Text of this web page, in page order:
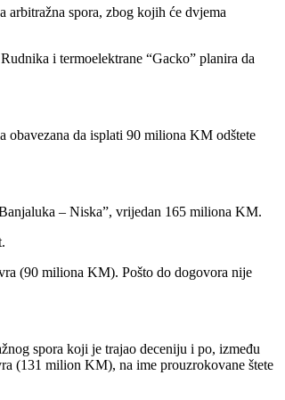
spora, zbog kojih će dvjema
i termoelektrane “Gacko” planira da
obavezana da isplati 90 miliona KM odštete
– Niska”, vrijedan 165 miliona KM.
(90 miliona KM). Pošto do dogovora nije
spora koji je trajao deceniju i po, između
(131 milion KM), na ime prouzrokovane štete